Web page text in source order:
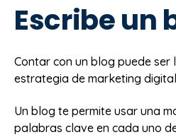
Escribe un
Contar con un blog puede ser
estrategia de marketing
Un blog te permite usar una
palabras clave en cada uno